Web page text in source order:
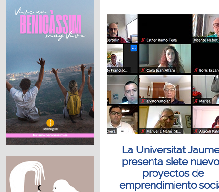
La Universitat
presenta siete
proyectos de
emprendimiento